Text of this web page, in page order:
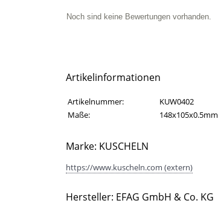
Noch sind keine Bewertungen vorhanden.
Artikelinformationen
Artikelinformationen
Eigenschaft Wert
Artikelnummer:
KUW0402
Maße:
148x105x0.5mm
Marke: KUSCHELN
https://www.kuscheln.com (extern)
Hersteller: EFAG GmbH & Co. KG